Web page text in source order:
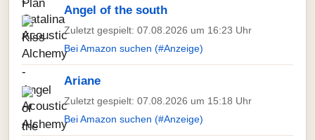
Angel of the south
Zuletzt gespielt: 07.08.2026 um 16:23 Uhr
Bei Amazon suchen (#Anzeige)
Ariane
Zuletzt gespielt: 07.08.2026 um 15:18 Uhr
Bei Amazon suchen (#Anzeige)